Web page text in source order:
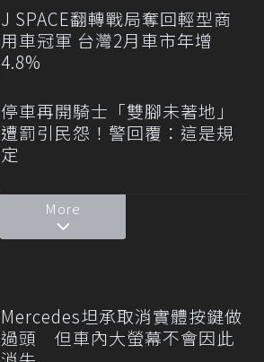
J SPACE翻轉戰局奪回輕型商
用車冠軍 台灣2月車市年增
4.8%
停車再開騎士「雙腳未著地」
遭罰引民怨！警回覆：這是規
定
More
Mercedes坦承取消實體按鍵做
過頭 但車內大螢幕不會因此